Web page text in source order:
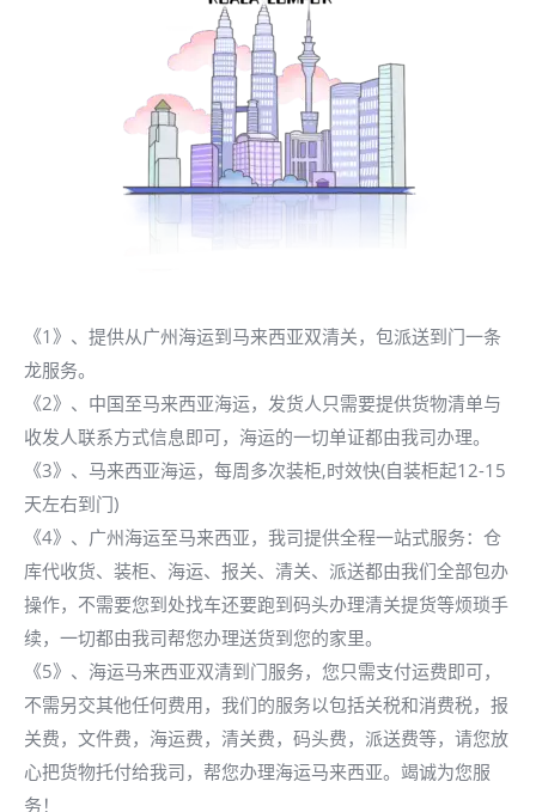
《1》、提供从广州海运到马来西亚双清关，包派送到门一条
龙服务。
《2》、中国至马来西亚海运，发货人只需要提供货物清单与
收发人联系方式信息即可，海运的一切单证都由我司办理。
《3》、马来西亚海运，每周多次装柜,时效快(自装柜起12-15
天左右到门)
《4》、广州海运至马来西亚，我司提供全程一站式服务：仓
库代收货、装柜、海运、报关、清关、派送都由我们全部包办
操作，不需要您到处找车还要跑到码头办理清关提货等烦琐手
续，一切都由我司帮您办理送货到您的家里。
《5》、海运马来西亚双清到门服务，您只需支付运费即可，
不需另交其他任何费用，我们的服务以包括关税和消费税，报
关费，文件费，海运费，清关费，码头费，派送费等，请您放
心把货物托付给我司，帮您办理海运马来西亚。竭诚为您服
务！